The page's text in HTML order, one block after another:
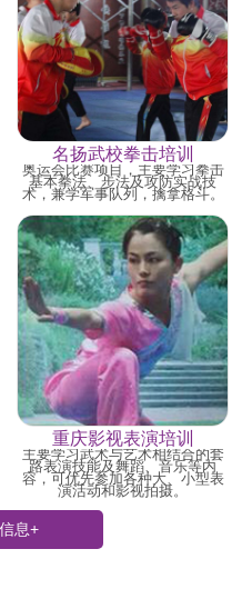
名扬武校拳击培训
奥运会比赛项目，主要学习拳击
基本拳法、步法及攻防实战技
术，兼学军事队列，擒拿格斗。
重庆影视表演培训
主要学习武术与艺术相结合的套
路表演技能及舞蹈、音乐等内
容，可优先参加各种大、小型表
演活动和影视拍摄。
息+